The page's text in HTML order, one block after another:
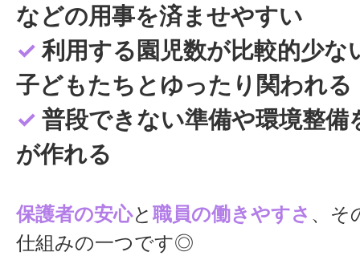
ただければ十分です。子育てが落ち着
を変えることもできますし、系列園
な選択肢もあります。悩んだ時には一
てくれる仲間がいる職場です。ぜひ
に囲まれながら、一緒に保育の仕事
けたら嬉しいですね。
などの用事を済ませやすい
✓利用する園児数が比較的少な
子どもたちとゆったり関われる
✓ 普段できない準備や環境整備
が作れる
保護者の安心と 職員の働きやすさ 、そ
仕組みの一つです◎